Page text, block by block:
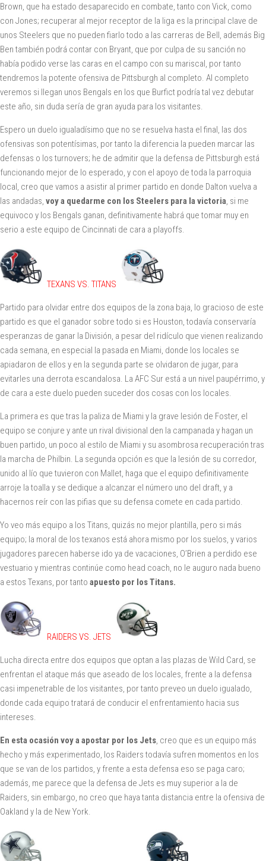
Brown, que ha estado desaparecido en combate, tanto con Vick, como
con Jones; recuperar al mejor receptor de la liga es la principal clave de
unos Steelers que no pueden fiarlo todo a las carreras de Bell, además Big
Ben también podrá contar con Bryant, que por culpa de su sanción no
había podido verse las caras en el campo con su mariscal, por tanto
tendremos la potente ofensiva de Pittsburgh al completo. Al completo
veremos si llegan unos Bengals en los que Burfict podría tal vez debutar
este año, sin duda sería de gran ayuda para los visitantes.
Espero un duelo igualadísimo que no se resuelva hasta el final, las dos
ofensivas son potentísimas, por tanto la diferencia la pueden marcar las
defensas o los turnovers; he de admitir que la defensa de Pittsburgh está
funcionando mejor de lo esperado, y con el apoyo de toda la parroquia
local, creo que vamos a asistir al primer partido en donde Dalton vuelva a
las andadas, voy a quedarme con los Steelers para la victoria, si me
equivoco y los Bengals ganan, definitivamente habrá que tomar muy en
serio a este equipo de Cincinnati de cara a playoffs.
TEXANS VS. TITANS
Partido para olvidar entre dos equipos de la zona baja, lo gracioso de este
partido es que el ganador sobre todo si es Houston, todavía conservaría
esperanzas de ganar la División, a pesar del ridículo que vienen realizando
cada semana, en especial la pasada en Miami, donde los locales se
apiadaron de ellos y en la segunda parte se olvidaron de jugar, para
evitarles una derrota escandalosa. La AFC Sur está a un nivel paupérrimo, y
de cara a este duelo pueden suceder dos cosas con los locales.
La primera es que tras la paliza de Miami y la grave lesión de Foster, el
equipo se conjure y ante un rival divisional den la campanada y hagan un
buen partido, un poco al estilo de Miami y su asombrosa recuperación tras
la marcha de Philbin. La segunda opción es que la lesión de su corredor,
unido al lío que tuvieron con Mallet, haga que el equipo definitivamente
arroje la toalla y se dedique a alcanzar el número uno del draft, y a
hacernos reír con las pifias que su defensa comete en cada partido.
Yo veo más equipo a los Titans, quizás no mejor plantilla, pero si más
equipo; la moral de los texanos está ahora mismo por los suelos, y varios
jugadores parecen haberse ido ya de vacaciones, O’Brien a perdido ese
vestuario y mientras continúe como head coach, no le auguro nada bueno
a estos Texans, por tanto apuesto por los Titans.
RAIDERS VS. JETS
Lucha directa entre dos equipos que optan a las plazas de Wild Card, se
enfrentan el ataque más que aseado de los locales, frente a la defensa
casi impenetrable de los visitantes, por tanto preveo un duelo igualado,
donde cada equipo tratará de conducir el enfrentamiento hacia sus
intereses.
En esta ocasión voy a apostar por los Jets, creo que es un equipo más
hecho y más experimentado, los Raiders todavía sufren momentos en los
que se van de los partidos, y frente a esta defensa eso se paga caro;
además, me parece que la defensa de Jets es muy superior a la de
Raiders, sin embargo, no creo que haya tanta distancia entre la ofensiva de
Oakland y la de New York.